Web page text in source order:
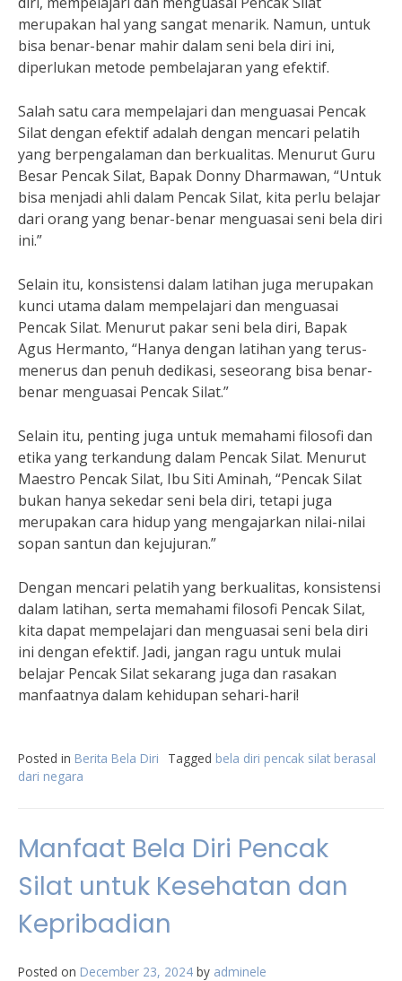
merupakan hal yang sangat menarik. Namun, untuk
bisa benar-benar mahir dalam seni bela diri ini,
diperlukan metode pembelajaran yang efektif.
Salah satu cara mempelajari dan menguasai Pencak
Silat dengan efektif adalah dengan mencari pelatih
yang berpengalaman dan berkualitas. Menurut Guru
Besar Pencak Silat, Bapak Donny Dharmawan, “Untuk
bisa menjadi ahli dalam Pencak Silat, kita perlu belajar
dari orang yang benar-benar menguasai seni bela diri
ini.”
Selain itu, konsistensi dalam latihan juga merupakan
kunci utama dalam mempelajari dan menguasai
Pencak Silat. Menurut pakar seni bela diri, Bapak
Agus Hermanto, “Hanya dengan latihan yang terus-
menerus dan penuh dedikasi, seseorang bisa benar-
benar menguasai Pencak Silat.”
Selain itu, penting juga untuk memahami filosofi dan
etika yang terkandung dalam Pencak Silat. Menurut
Maestro Pencak Silat, Ibu Siti Aminah, “Pencak Silat
bukan hanya sekedar seni bela diri, tetapi juga
merupakan cara hidup yang mengajarkan nilai-nilai
sopan santun dan kejujuran.”
Dengan mencari pelatih yang berkualitas, konsistensi
dalam latihan, serta memahami filosofi Pencak Silat,
kita dapat mempelajari dan menguasai seni bela diri
ini dengan efektif. Jadi, jangan ragu untuk mulai
belajar Pencak Silat sekarang juga dan rasakan
manfaatnya dalam kehidupan sehari-hari!
Posted in Berita Bela Diri Tagged bela diri pencak silat berasal
dari negara
Manfaat Bela Diri Pencak
Silat untuk Kesehatan dan
Kepribadian
Posted on December 23, 2024 by adminele